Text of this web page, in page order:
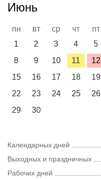
Июнь
пн вт ср чт пт
1
2 3 4 5
8
9 10 11 12
15
16 17 18 19
22
23 24 25 26
29
30
Календарных дней
Выходных и праздничных
Рабочих дней